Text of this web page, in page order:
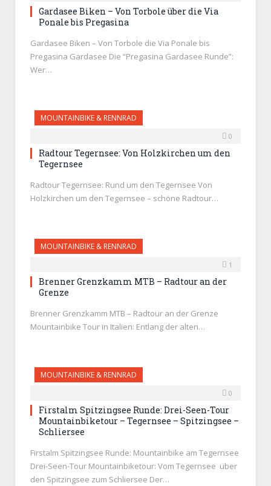
Gardasee Biken – Von Torbole über die Via
Ponale bis Pregasina
Gardasee Biken – Von Torbole die Via Ponale bis
Pregasina Gardasee Die “Pregasina Gardasee Runde”:
Wer…
MOUNTAINBIKE & RENNRAD
0
Radtour Tegernsee: Von Holzkirchen um den
Tegernsee
Radtour Tegernsee: Rund um den Tegernsee Von
Holzkirchen um den Tegernsee – schöne Radtour…
MOUNTAINBIKE & RENNRAD
1
Brenner Grenzkamm MTB – Radtour an der
Grenze
Brenner Grenzkamm MTB – Radtour an der Grenze
Mountainbike Tour in Italien: Entlang der alten…
MOUNTAINBIKE & RENNRAD
0
Firstalm Spitzingsee Runde: Drei-Seen-Tour
Mountainbiketour – Tegernsee – Spitzingsee –
Schliersee
Firstalm Spitzingsee Runde: Mountainbike am Tegernsee
Drei-Seen-Tour Mountainbiketour: Vom Tegernsee über
den Spitzingsee zum Schliersee Der…